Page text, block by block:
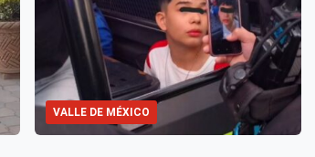
VALLE DE MÉXICO